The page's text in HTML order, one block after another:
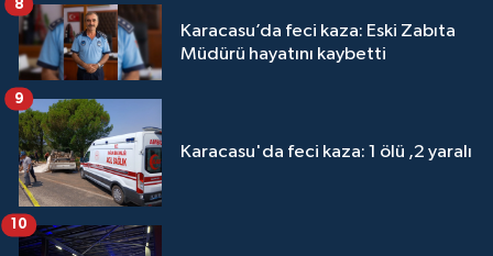
Karacasu’da feci kaza: Eski Zabıta
Müdürü hayatını kaybetti
8
Karacasu'da feci kaza: 1 ölü ,2 yaralı
9
10